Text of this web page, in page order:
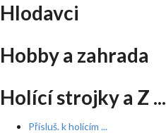
Hlodavci
Hobby a zahrada
Holící strojky a Z ...
Přísluš. k holícím ...